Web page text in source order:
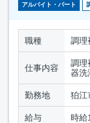
アルバイト・パート
職種 調理
仕事内容
調理
器洗
勤務地 狛江
給与 時給